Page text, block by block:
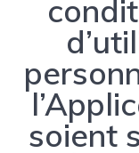
soient